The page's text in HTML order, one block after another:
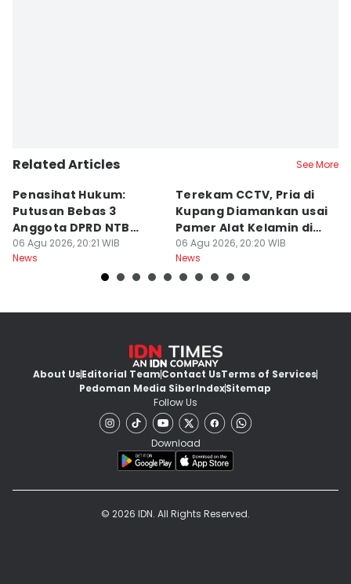
Related Articles See More
Penasihat Hukum:
Putusan Bebas 3
Anggota DPRD NTB
Bersifat Final
06 Agu 2026, 20:21 WIB
News
Terekam CCTV, Pria di
Kupang Diamankan usai
Pamer Alat Kelamin di
Kios
06 Agu 2026, 20:20 WIB
News
About UsEditorial TeamContact UsTerms of Services
Pedoman Media SiberIndexSitemap
Follow Us
Download
© 2026 IDN. All Rights Reserved.